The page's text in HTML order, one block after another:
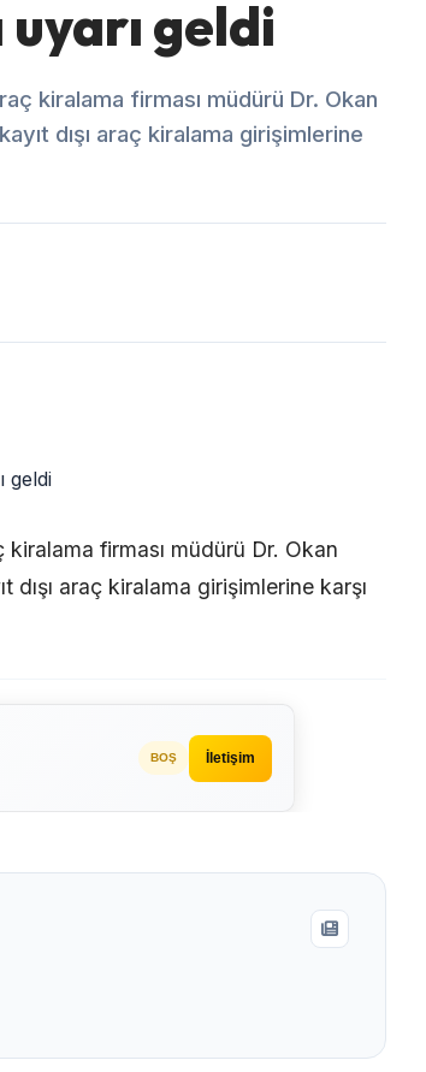
geldi
kiralama firması müdürü Dr. Okan
dışı araç kiralama girişimlerine
firması müdürü Dr. Okan
araç kiralama girişimlerine karşı
BOŞ İletişim